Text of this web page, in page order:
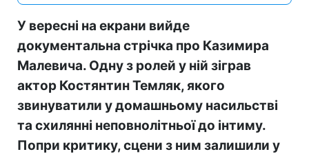
У вересні на екрани вийде
документальна стрічка про Казимира
Малевича. Одну з ролей у ній зіграв
актор Костянтин Темляк, якого
звинуватили у домашньому насильстві
та схилянні неповнолітньої до інтиму.
Попри критику, сцени з ним залишили у